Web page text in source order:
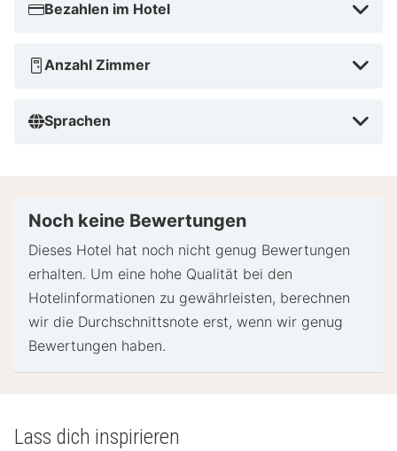
Bezahlen im Hotel
Anzahl Zimmer
Sprachen
Noch keine Bewertungen
Dieses Hotel hat noch nicht genug Bewertungen
erhalten. Um eine hohe Qualität bei den
Hotelinformationen zu gewährleisten, berechnen
wir die Durchschnittsnote erst, wenn wir genug
Bewertungen haben.
Lass dich inspirieren